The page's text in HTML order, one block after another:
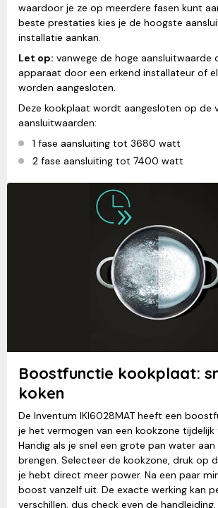
waardoor je ze op meerdere fasen kunt
beste prestaties kies je de hoogste
installatie aankan.
Let op: vanwege de hoge aansluitwaarde
apparaat door een erkend installateur of
worden aangesloten.
Deze kookplaat wordt aangesloten op de
aansluitwaarden:
1 fase aansluiting tot 3680 watt
2 fase aansluiting tot 7400 watt
Boostfunctie kookplaat:
koken
De Inventum IKI6028MAT heeft een
je het vermogen van een kookzone
Handig als je snel een grote pan water
brengen. Selecteer de kookzone, druk op
je hebt direct meer power. Na een paar
boost vanzelf uit. De exacte werking kan
verschillen, dus check even de handleiding.